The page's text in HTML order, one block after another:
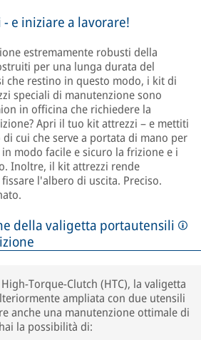
e iniziare a lavorare!
estremamente robusti della
per una lunga durata del
che restino in questo modo, i kit di
speciali di manutenzione sono
in officina che richiedere la
Apri il tuo kit attrezzi – e mettiti
cui che serve a portata di mano per
modo facile e sicuro la frizione e i
Inoltre, il kit attrezzi rende
l'albero di uscita. Preciso.
della valigetta portautensili
Torque-Clutch (HTC), la valigetta
ampliata con due utensili
anche una manutenzione ottimale di
la possibilità di: